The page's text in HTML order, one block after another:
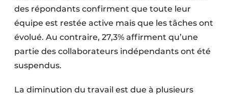
des répondants confirment que toute leur
équipe est restée active mais que les tâches ont
évolué. Au contraire, 27,3% affirment qu’une
partie des collaborateurs indépendants ont été
suspendus.
La diminution du travail est due à plusieurs